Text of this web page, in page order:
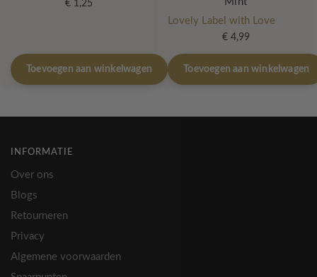
€1,25
Toevoegen aan winkelwagen
Lovely Label with Love
€4,99
Toevoegen aan winkelwagen
INFORMATIE
Over ons
Blogs
Retourneren
Privacy
Algemene voorwaarden